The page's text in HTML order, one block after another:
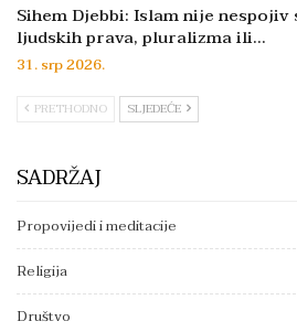
Sihem Djebbi: Islam nije
ljudskih prava, pluralizma ili…
31. srp 2026.
PRETHODNO SLJEDEĆE
SADRŽAJ
Propovijedi i meditacije
Religija
Društvo